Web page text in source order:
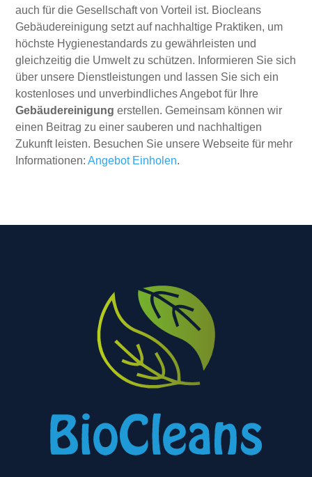
auch für die Gesellschaft von Vorteil ist. Biocleans
Gebäudereinigung setzt auf nachhaltige Praktiken, um
höchste Hygienestandards zu gewährleisten und
gleichzeitig die Umwelt zu schützen. Informieren Sie sich
über unsere Dienstleistungen und lassen Sie sich ein
kostenloses und unverbindliches Angebot für Ihre
Gebäudereinigung erstellen. Gemeinsam können wir
einen Beitrag zu einer sauberen und nachhaltigen
Zukunft leisten. Besuchen Sie unsere Webseite für mehr
Informationen:Angebot Einholen.